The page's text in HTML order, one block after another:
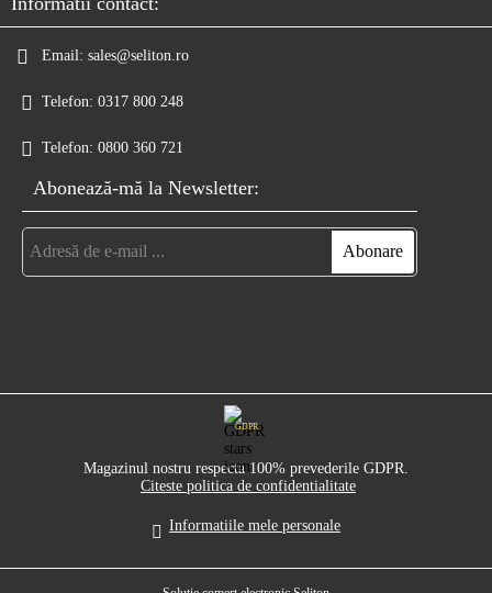
Email: sales@seliton.ro
Telefon: 0317 800 248
Telefon: 0800 360 721
Abonează-mă la Newsletter:
GDPR
Magazinul nostru respecta 100% prevederile GDPR.
Citeste politica de confidentialitate
Informatiile mele personale